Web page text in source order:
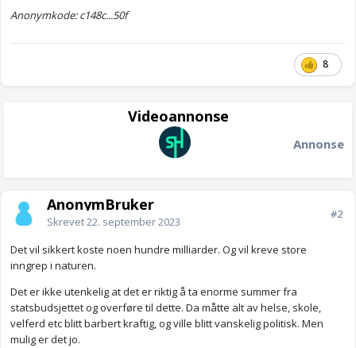
Anonymkode: c148c...50f
8
Videoannonse
Annonse
AnonymBruker
Skrevet22. september 2023
#2
Det vil sikkert koste noen hundre milliarder. Og vil kreve store
inngrep i naturen.
Det er ikke utenkelig at det er riktig å ta enorme summer fra
statsbudsjettet og overføre til dette. Da måtte alt av helse, skole,
velferd etc blitt barbert kraftig, og ville blitt vanskelig politisk. Men
mulig er det jo.